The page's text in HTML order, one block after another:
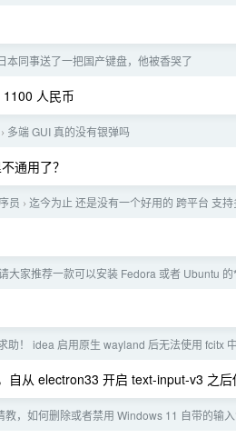
本同事送了一把国产键盘，他被香哭了
人民币
› 多端 GUI 真的没有银弹吗
通用了？
员 › 迄今为止 还是没有一个好用的 跨平台 支
大家推荐一款可以安装 Fedora 或者 Ubuntu
助！ idea 启用原生 wayland 后无法使用 fcitx
自从 electron33 开启 text-input-v3 之
教，如何删除或者禁用 Windows 11 自带的输